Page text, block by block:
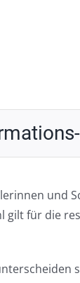
und
gilt für die